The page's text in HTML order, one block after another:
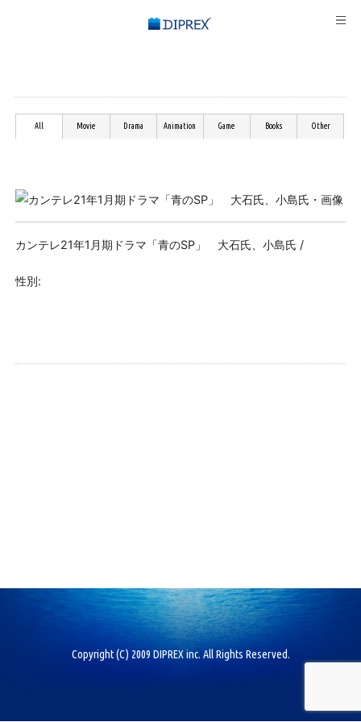
All Movie Drama Animation Game Books Other
カンテレ21年1月期ドラマ「青のSP」 大石氏、小島氏 /
性別:
Copyright (C) 2009 DIPREX inc. All Rights Reserved.